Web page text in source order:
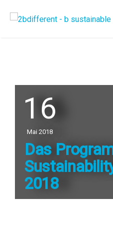
16
Mai 2018
Das
2018